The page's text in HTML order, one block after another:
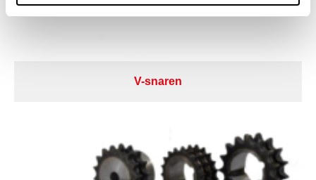
V-snaren